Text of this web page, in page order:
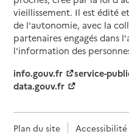
vieillissement. Il est édité
de l'autonomie, avec la
partenaires engagés dans
l'information des
info.gouv.fr
service-
data.gouv.fr
Plan du site